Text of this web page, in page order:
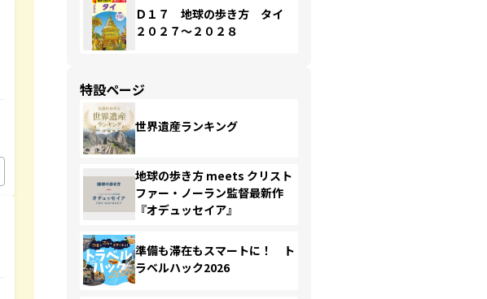
Ｄ１７ 地球の歩き方 タイ
２０２７～２０２８
特設ページ
世界遺産ランキング
地球の歩き方 meets クリスト
ファー・ノーラン監督最新作
『オデュッセイア』
準備も滞在もスマートに！ ト
ラベルハック2026